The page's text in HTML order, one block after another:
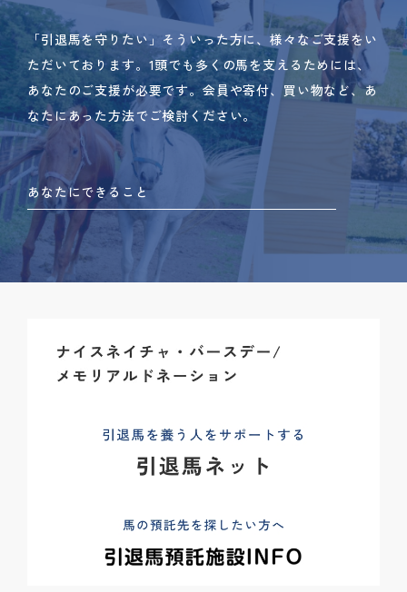
「引退馬を守りたい」そういった方に、様々なご支援をい
ただいております。 1頭でも多くの馬を支えるためには、
あなたのご支援が必要です。 会員や寄付、買い物など、あ
なたにあった方法でご検討ください。
あなたにできること